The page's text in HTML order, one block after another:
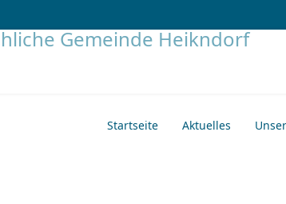
Startseite Aktuelles